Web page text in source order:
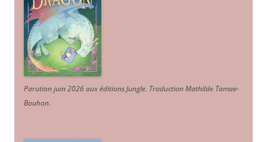
Parution juin 2026 aux éditions Jungle. Traduction Mathilde Tamae-
Bouhon.